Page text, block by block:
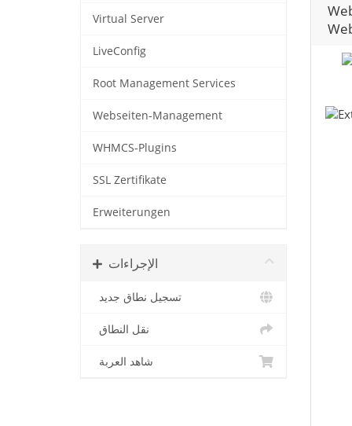
Virtual Server
LiveConfig
Root Management Services
Webseiten-Management
WHMCS-Plugins
SSL Zertifikate
Erweiterungen
الإجراءات
تسجيل نطاق جديد
نقل النطاق
شاهد العربة